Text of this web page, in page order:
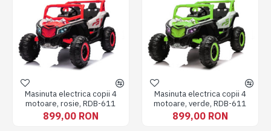
Masinuta electrica copii 4
motoare, rosie, RDB-611
899,00 RON
Masinuta electrica copii 4
motoare, verde, RDB-611
899,00 RON